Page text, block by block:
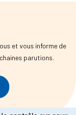
et vous informe de
parutions.